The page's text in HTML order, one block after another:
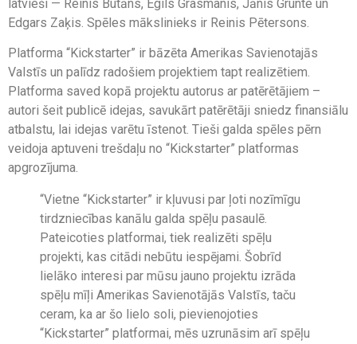
latvieši — Reinis Butāns, Egils Grasmanis, Jānis Grunte un
Edgars Zaķis. Spēles mākslinieks ir Reinis Pētersons.
Platforma “Kickstarter” ir bāzēta Amerikas Savienotajās
Valstīs un palīdz radošiem projektiem tapt realizētiem.
Platforma saved kopā projektu autorus ar patērētājiem –
autori šeit publicē idejas, savukārt patērētāji sniedz finansiālu
atbalstu, lai idejas varētu īstenot. Tieši galda spēles pērn
veidoja aptuveni trešdaļu no “Kickstarter” platformas
apgrozījuma.
“Vietne “Kickstarter” ir kļuvusi par ļoti nozīmīgu
tirdzniecības kanālu galda spēļu pasaulē.
Pateicoties platformai, tiek realizēti spēļu
projekti, kas citādi nebūtu iespējami. Šobrīd
lielāko interesi par mūsu jauno projektu izrāda
spēļu mīļi Amerikas Savienotājās Valstīs, taču
ceram, ka ar šo lielo soli, pievienojoties
“Kickstarter” platformai, mēs uzrunāsim arī spēļu